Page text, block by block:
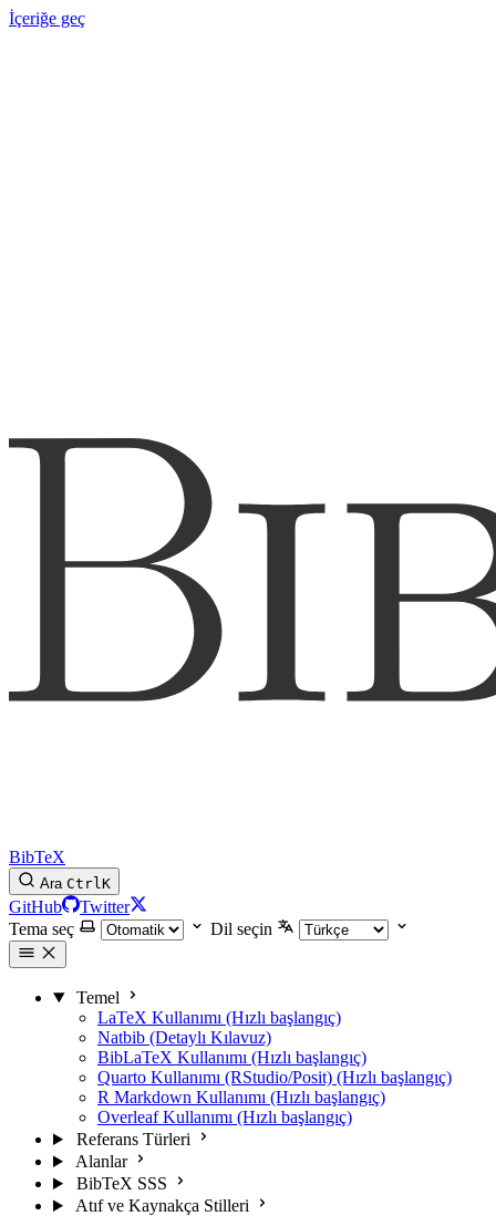
İçeriğe geç
BibTeX
Ara CtrlK
GitHub
Twitter
Tema seç
Dil seçin
Temel
LaTeX Kullanımı (Hızlı başlangıç)
Natbib (Detaylı Kılavuz)
BibLaTeX Kullanımı (Hızlı başlangıç)
Quarto Kullanımı (RStudio/Posit) (Hızlı başlangıç)
R Markdown Kullanımı (Hızlı başlangıç)
Overleaf Kullanımı (Hızlı başlangıç)
Referans Türleri
Alanlar
BibTeX SSS
Atıf ve Kaynakça Stilleri